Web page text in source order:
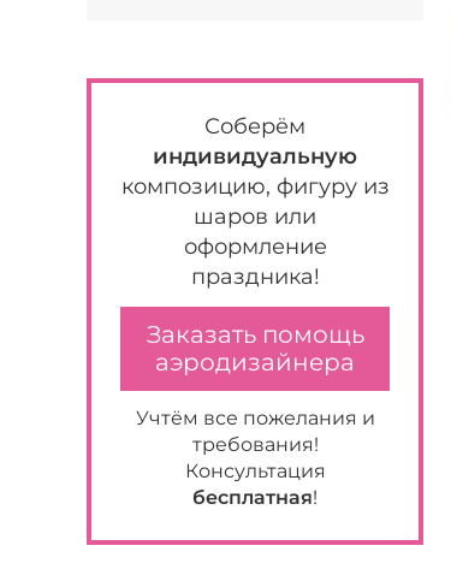
Соберём
индивидуальную
композицию, фигуру из
шаров или
оформление
праздника!
Заказать помощь
аэродизайнера
Учтём все пожелания и
требования!
Консультация
бесплатная!